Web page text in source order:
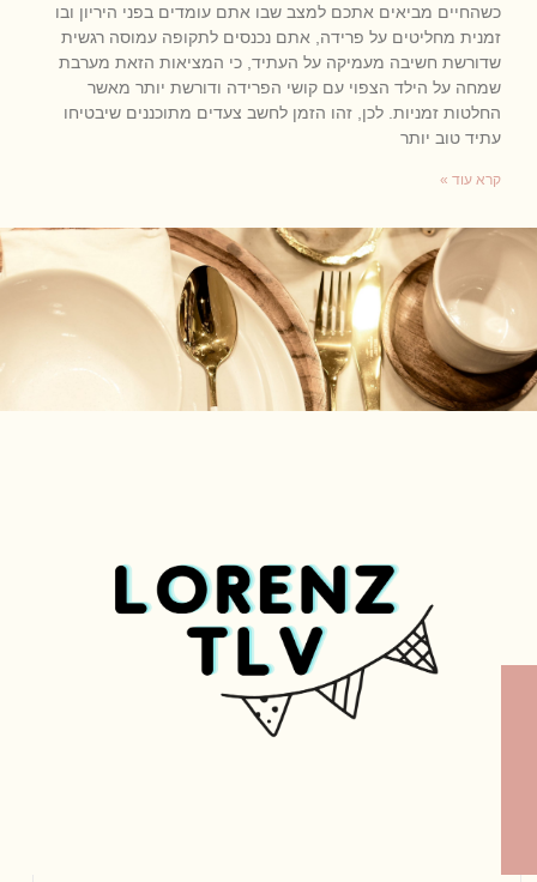
כשהחיים מביאים אתכם למצב שבו אתם עומדים בפני היריון ובו
זמנית מחליטים על פרידה, אתם נכנסים לתקופה עמוסה רגשית
שדורשת חשיבה מעמיקה על העתיד, כי המציאות הזאת מערבת
שמחה על הילד הצפוי עם קושי הפרידה ודורשת יותר מאשר
החלטות זמניות. לכן, זהו הזמן לחשב צעדים מתוכננים שיבטיחו
עתיד טוב יותר
קרא עוד »